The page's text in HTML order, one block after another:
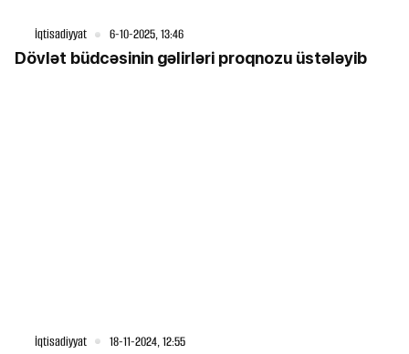
İqtisadiyyat 6-10-2025, 13:46
Dövlət büdcəsinin gəlirləri proqnozu üstələyib
İqtisadiyyat 18-11-2024, 12:55